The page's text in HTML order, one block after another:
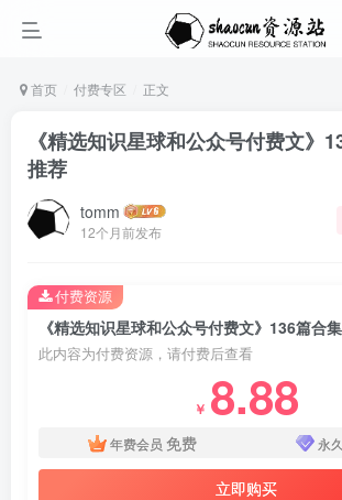
首页 付费专区 正文
《精选知识星球和公众号付费文》
推荐
tomm
12个月前发布
《精选知识星球和公众号付费文》136篇合
此内容为付费资源，请付费后查看
￥ 8.88
年费会员 免费 永
立即购买
付费资源